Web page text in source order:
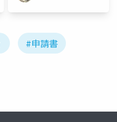
#申請書